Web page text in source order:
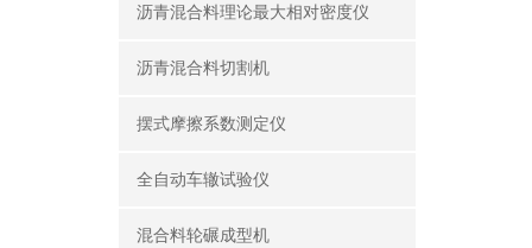
沥青混合料理论最大相对密度仪
沥青混合料切割机
摆式摩擦系数测定仪
全自动车辙试验仪
混合料轮碾成型机